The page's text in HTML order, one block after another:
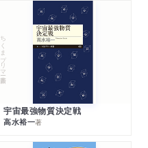
ちくまプリマー新書
宇宙最強物質決定戦
高水裕一著